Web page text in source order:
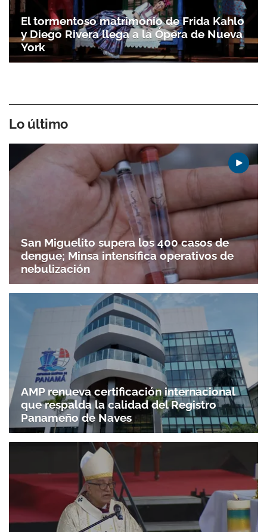
El tormentoso matrimonio de Frida Kahlo
y Diego Rivera llega a la Ópera de Nueva
York
Lo último
San Miguelito supera los 400 casos de
dengue; Minsa intensifica operativos de
nebulización
AMP renueva certificación internacional
que respalda la calidad del Registro
Panameño de Naves